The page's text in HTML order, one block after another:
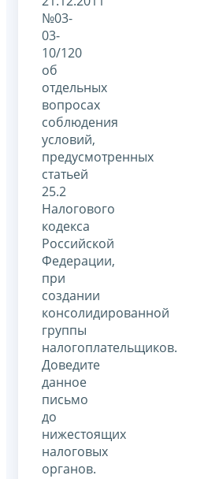
№03-
03-
10/120
об
отдельных
вопросах
соблюдения
условий,
предусмотренных
статьей
25.2
Налогового
кодекса
Российской
Федерации,
при
создании
консолидированной
группы
налогоплательщиков.
Доведите
данное
письмо
до
нижестоящих
налоговых
органов.